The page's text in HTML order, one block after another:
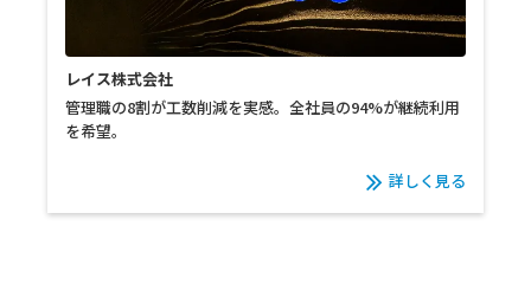
レイス株式会社
管理職の8割が工数削減を実感。全社員の94%が継続利用
を希望。
詳しく見る